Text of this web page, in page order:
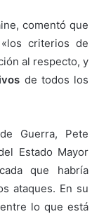
comentó que
criterios de
al respecto, y
de todos los
Guerra, Pete
Estado Mayor
que habría
ataques. En su
entre lo que está